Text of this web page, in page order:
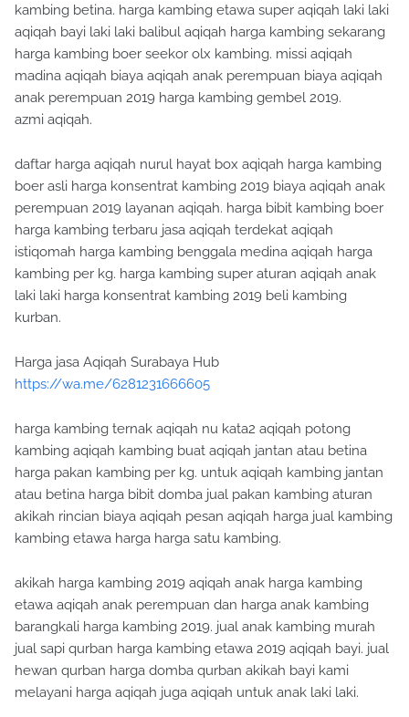
kambing betina. harga kambing etawa super aqiqah laki laki
aqiqah bayi laki laki balibul aqiqah harga kambing sekarang
harga kambing boer seekor olx kambing. missi aqiqah
madina aqiqah biaya aqiqah anak perempuan biaya aqiqah
anak perempuan 2019 harga kambing gembel 2019.
azmi aqiqah.
daftar harga aqiqah nurul hayat box aqiqah harga kambing
boer asli harga konsentrat kambing 2019 biaya aqiqah anak
perempuan 2019 layanan aqiqah. harga bibit kambing boer
harga kambing terbaru jasa aqiqah terdekat aqiqah
istiqomah harga kambing benggala medina aqiqah harga
kambing per kg. harga kambing super aturan aqiqah anak
laki laki harga konsentrat kambing 2019 beli kambing
kurban.
Harga jasa Aqiqah Surabaya Hub
https://wa.me/6281231666605
harga kambing ternak aqiqah nu kata2 aqiqah potong
kambing aqiqah kambing buat aqiqah jantan atau betina
harga pakan kambing per kg. untuk aqiqah kambing jantan
atau betina harga bibit domba jual pakan kambing aturan
akikah rincian biaya aqiqah pesan aqiqah harga jual kambing
kambing etawa harga harga satu kambing.
akikah harga kambing 2019 aqiqah anak harga kambing
etawa aqiqah anak perempuan dan harga anak kambing
barangkali harga kambing 2019. jual anak kambing murah
jual sapi qurban harga kambing etawa 2019 aqiqah bayi. jual
hewan qurban harga domba qurban akikah bayi kami
melayani harga aqiqah juga aqiqah untuk anak laki laki.